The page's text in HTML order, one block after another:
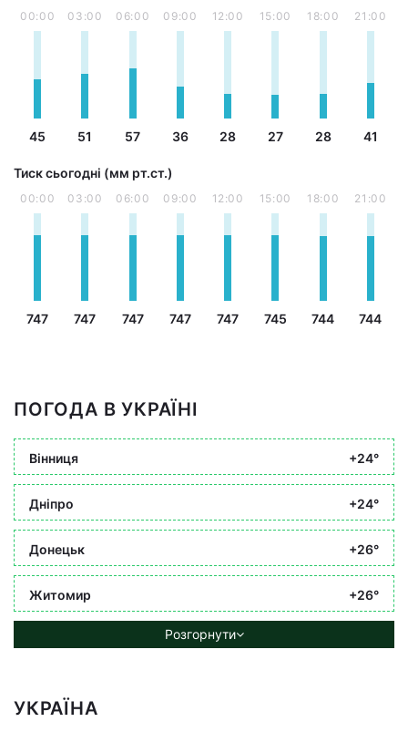
00:00
45
03:00
51
06:00
57
09:00
36
12:00
28
15:00
27
18:00
28
21:00
41
Тиск сьогодні (мм рт.ст.)
00:00
747
03:00
747
06:00
747
09:00
747
12:00
747
15:00
745
18:00
744
21:00
744
ПОГОДА В УКРАЇНІ
Вінниця +24°
Дніпро +24°
Донецьк +26°
Житомир +26°
Розгорнути
УКРАЇНА